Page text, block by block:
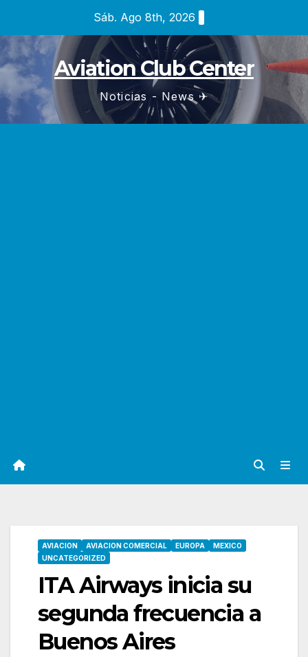
contenido
Sáb. Ago 8th, 2026
Aviation Club Center
Noticias - News ✈
AVIACION AVIACION COMERCIAL EUROPA
MEXICO
UNCATEGORIZED
ITA Airways inicia su
segunda frecuencia a
Buenos Aires